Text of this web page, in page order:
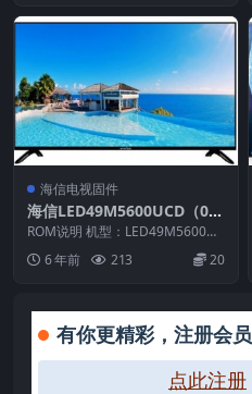
海信电视固件
海信LED49M5600UCD（00
00）BOM1官方原厂USB刷
机电视固件包
ROM说明 机型：LED49M5600UC
D 固件版本：（0000） BOM：
1... 6 年前 213 20
有你更精彩，注册会员
点此注册